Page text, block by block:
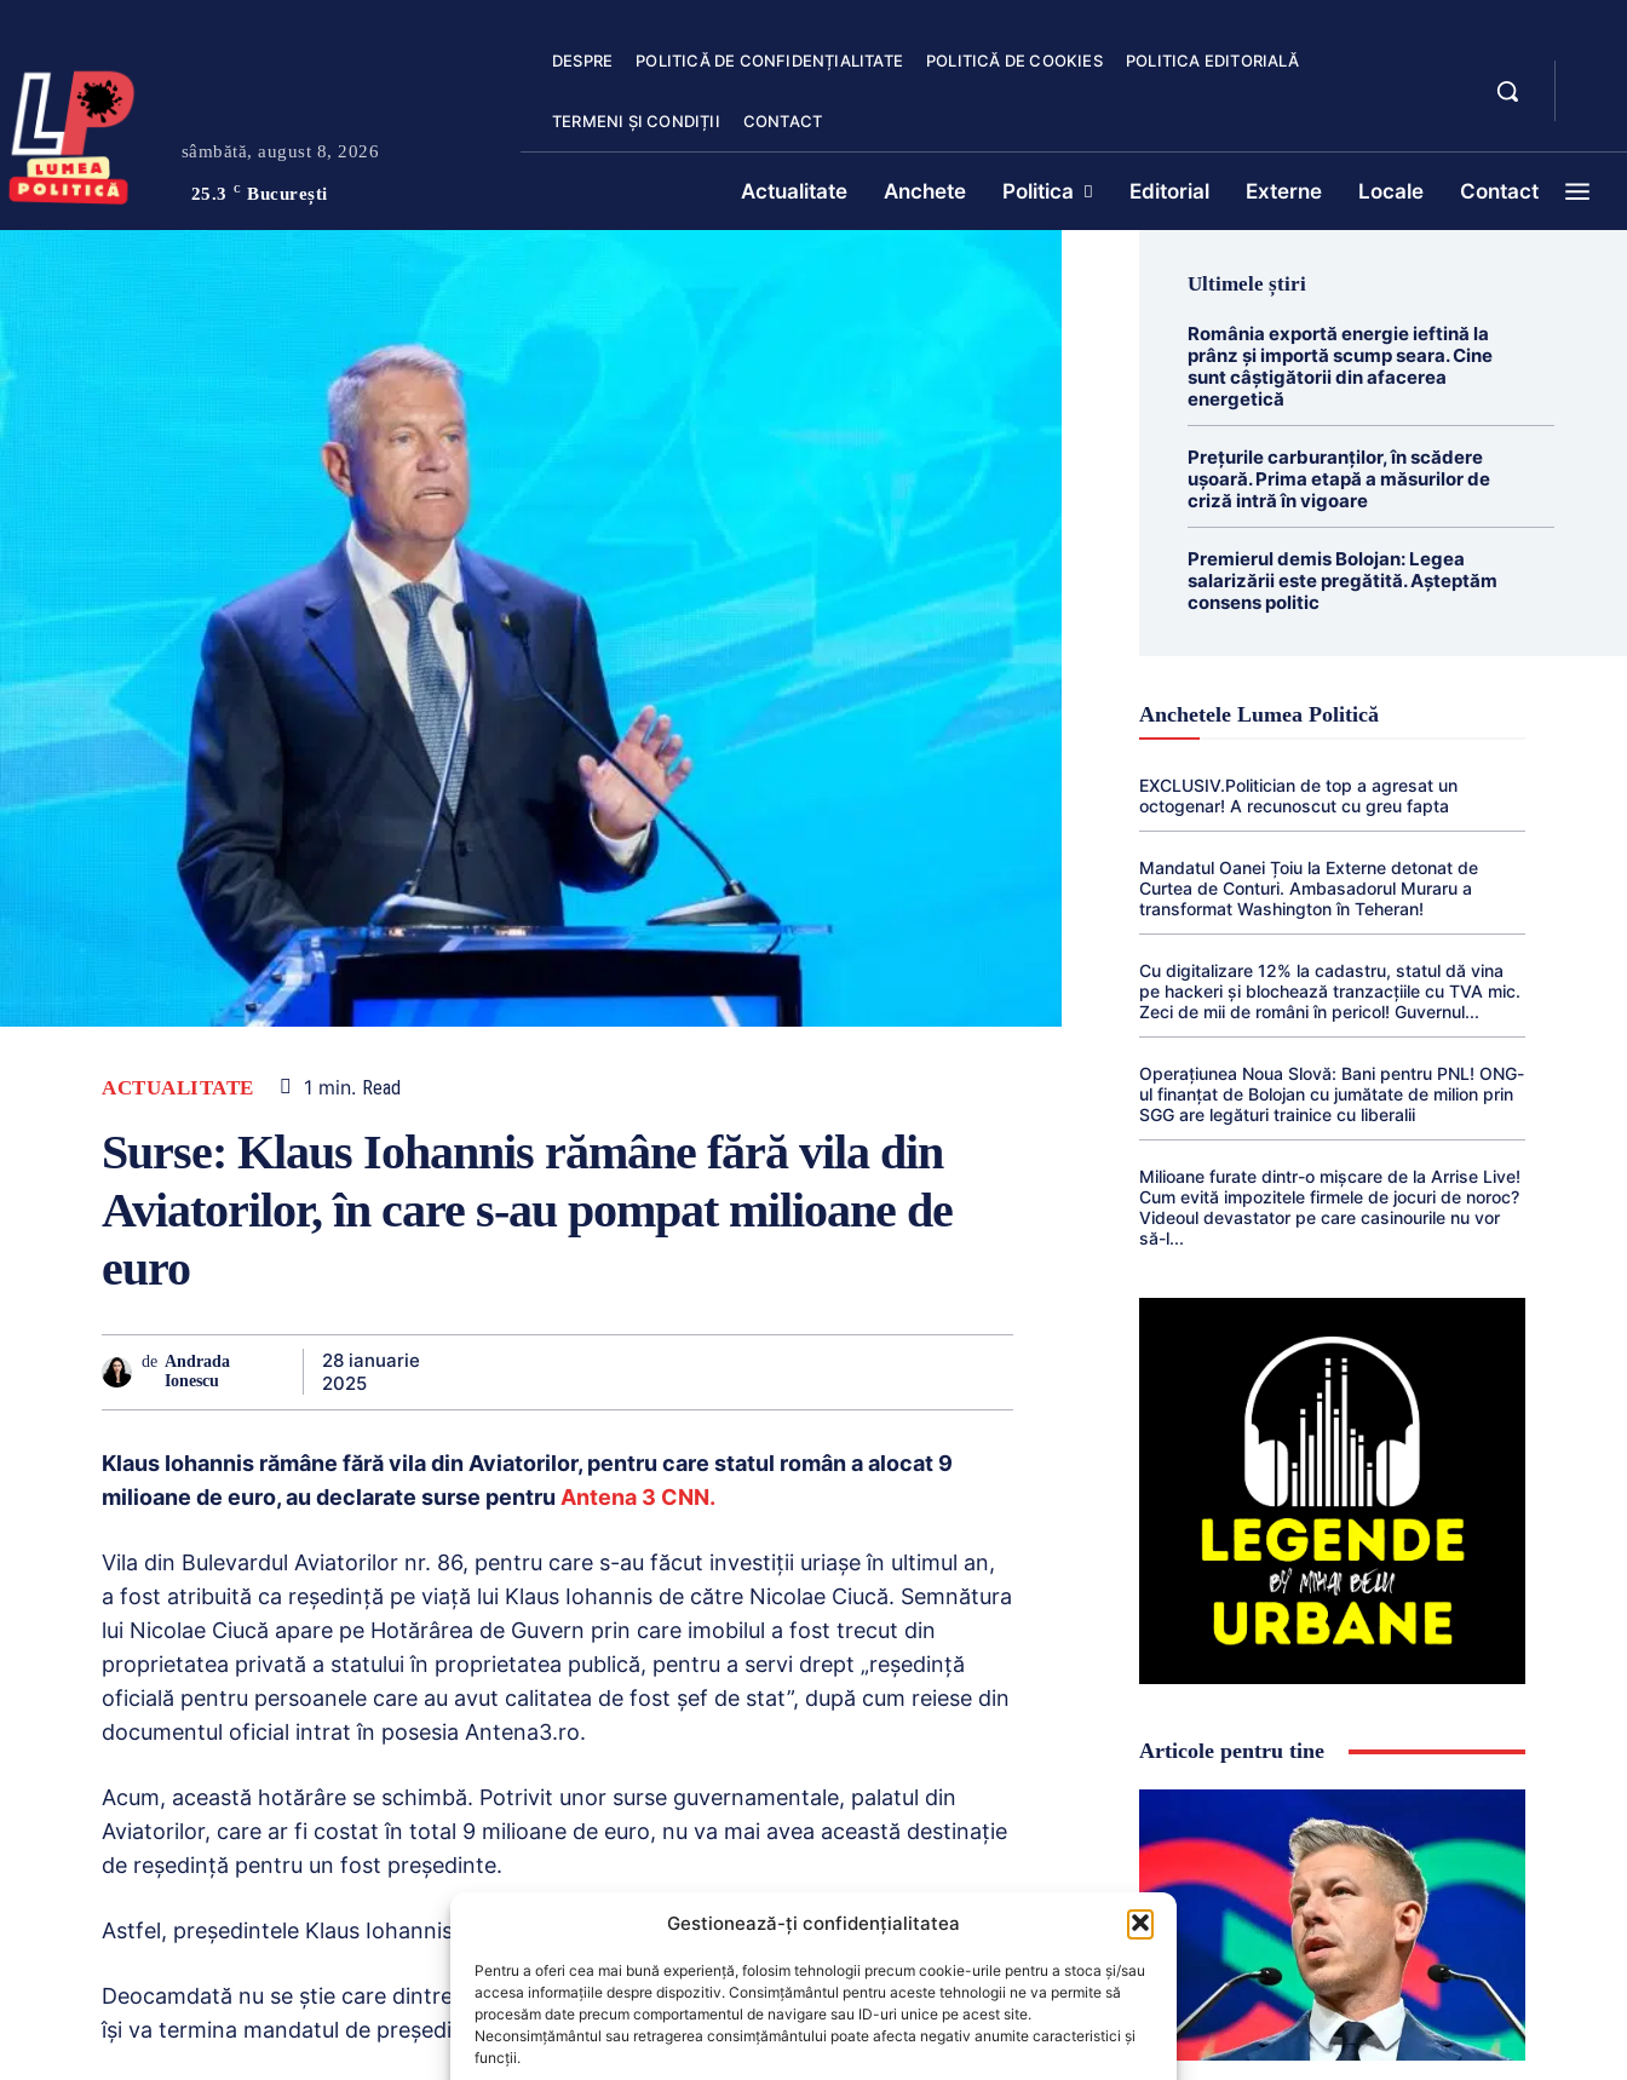
Gestionează-ți confidențialitatea
Pentru a oferi cea mai bună experiență, folosim tehnologii precum cookie-urile pentru a stoca și/sau
accesa informațiile despre dispozitiv. Consimțământul pentru aceste tehnologii ne va permite să
procesăm date precum comportamentul de navigare sau ID-uri unice pe acest site.
Neconsimțământul sau retragerea consimțământului poate afecta negativ anumite caracteristici și
funcții.
sâmbătă, august 8, 2026
25.3 C București
DESPRE POLITICĂ DE CONFIDENȚIALITATE POLITICĂ DE COOKIES POLITICA EDITORIALĂ
TERMENI ȘI CONDIȚII CONTACT
Actualitate Anchete Politica Editorial Externe Locale Contact
ACTUALITATE 1 min. Read
Surse: Klaus Iohannis rămâne fără vila din
Aviatorilor, în care s-au pompat milioane de
euro
de Andrada
Ionescu
28 ianuarie
2025
Klaus Iohannis rămâne fără vila din Aviatorilor, pentru care statul român a alocat 9
milioane de euro, au declarate surse pentru Antena 3 CNN.
Vila din Bulevardul Aviatorilor nr. 86, pentru care s-au făcut investiţii uriaşe în ultimul an,
a fost atribuită ca reşedinţă pe viaţă lui Klaus Iohannis de către Nicolae Ciucă. Semnătura
lui Nicolae Ciucă apare pe Hotărârea de Guvern prin care imobilul a fost trecut din
proprietatea privată a statului în proprietatea publică, pentru a servi drept „reşedinţă
oficială pentru persoanele care au avut calitatea de fost şef de stat”, după cum reiese din
documentul oficial intrat în posesia Antena3.ro.
Acum, această hotărâre se schimbă. Potrivit unor surse guvernamentale, palatul din
Aviatorilor, care ar fi costat în total 9 milioane de euro, nu va mai avea această destinație
de reședință pentru un fost președinte.
Astfel, președintele Klaus Iohannis ar urma să primească un alt spațiu locativ.
Deocamdată nu se știe care dintre vile îi va fi repartizată. Solicitarea se va face după ce
își va termina mandatul de președinte.
Ultimele știri
România exportă energie ieftină la
prânz și importă scump seara. Cine
sunt câștigătorii din afacerea
energetică
Prețurile carburanților, în scădere
ușoară. Prima etapă a măsurilor de
criză intră în vigoare
Premierul demis Bolojan: Legea
salarizării este pregătită. Așteptăm
consens politic
Anchetele Lumea Politică
EXCLUSIV.Politician de top a agresat un
octogenar! A recunoscut cu greu fapta
Mandatul Oanei Țoiu la Externe detonat de
Curtea de Conturi. Ambasadorul Muraru a
transformat Washington în Teheran!
Cu digitalizare 12% la cadastru, statul dă vina
pe hackeri și blochează tranzacțiile cu TVA mic.
Zeci de mii de români în pericol! Guvernul...
Operațiunea Noua Slovă: Bani pentru PNL! ONG-
ul finanțat de Bolojan cu jumătate de milion prin
SGG are legături trainice cu liberalii
Milioane furate dintr-o mișcare de la Arrise Live!
Cum evită impozitele firmele de jocuri de noroc?
Videoul devastator pe care casinourile nu vor
să-l...
Articole pentru tine